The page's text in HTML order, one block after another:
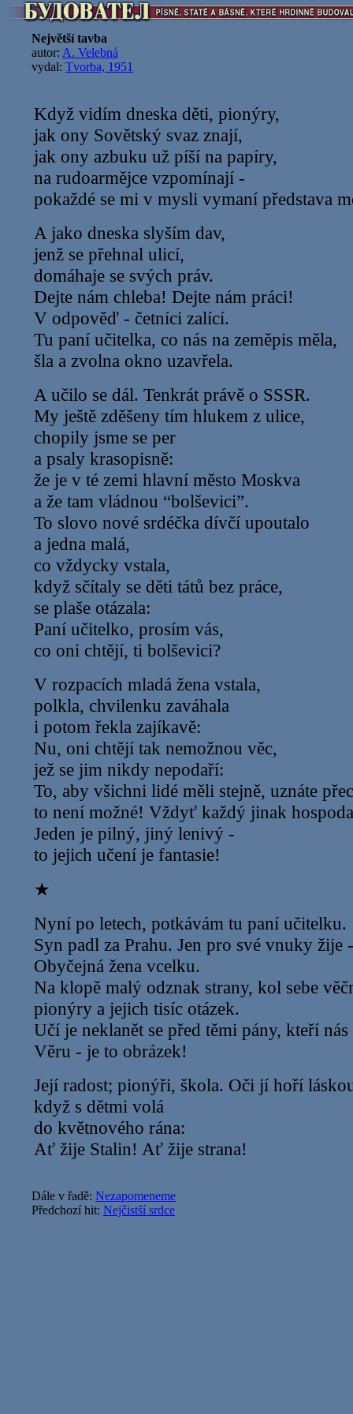
Největší tavba
autor: A. Velebná
vydal: Tvorba, 1951
Když vidím dneska děti, pionýry,
jak ony Sovětský svaz znají,
jak ony azbuku už píší na papíry,
na rudoarmějce vzpomínají -
pokaždé se mi v mysli vymaní představa
A jako dneska slyším dav,
jenž se přehnal ulicí,
domáhaje se svých práv.
Dejte nám chleba! Dejte nám práci!
V odpověď - četníci zalící.
Tu paní učitelka, co nás na zeměpis měla,
šla a zvolna okno uzavřela.
A učilo se dál. Tenkrát právě o SSSR.
My ještě zděšeny tím hlukem z ulice,
chopily jsme se per
a psaly krasopisně:
že je v té zemi hlavní město Moskva
a že tam vládnou “bolševici”.
To slovo nové srdéčka dívčí upoutalo
a jedna malá,
co vždycky vstala,
když sčítaly se děti tátů bez práce,
se plaše otázala:
Paní učitelko, prosím vás,
co oni chtějí, ti bolševici?
V rozpacích mladá žena vstala,
polkla, chvilenku zaváhala
i potom řekla zajíkavě:
Nu, oni chtějí tak nemožnou věc,
jež se jim nikdy nepodaří:
To, aby všichni lidé měli stejně, uznáte
to není možné! Vždyť každý jinak
Jeden je pilný, jiný lenivý -
to jejich učení je fantasie!
★
Nyní po letech, potkávám tu paní učitelku.
Syn padl za Prahu. Jen pro své vnuky žije
Obyčejná žena vcelku.
Na klopě malý odznak strany, kol sebe
pionýry a jejich tisíc otázek.
Učí je neklanět se před těmi pány, kteří
Věru - je to obrázek!
Její radost; pionýři, škola. Oči jí hoří
když s dětmi volá
do květnového rána:
Ať žije Stalin! Ať žije strana!
Dále v řadě: Nezapomeneme
Předchozí hit: Nejčistší srdce